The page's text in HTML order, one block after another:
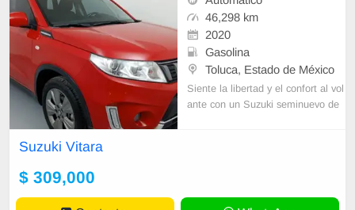
46,298 km
2020
Gasolina
Toluca, Estado de México
Siente la libertad y el confort al vol
ante con un Suzuki seminuevo de
Suzuki Vitara
$ 309,000